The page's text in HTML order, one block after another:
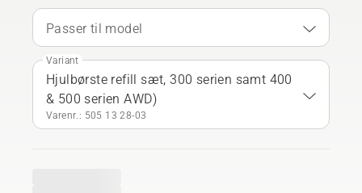
Passer til model
Variant
Hjulbørste refill sæt, 300 serien samt 400
& 500 serien AWD)
Varenr.: 505 13 28‑03